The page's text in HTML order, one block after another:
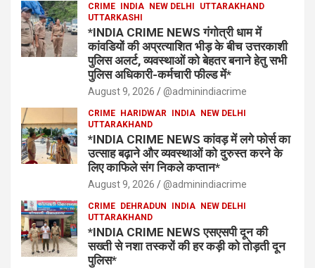
CRIME INDIA NEW DELHI
UTTARAKHAND
UTTARKASHI
*INDIA CRIME NEWS गंगोत्री धाम में
कांवडियों की अप्रत्याशित भीड़ के बीच उत्तरकाशी
पुलिस अलर्ट, व्यवस्थाओं को बेहतर बनाने हेतु सभी
पुलिस अधिकारी-कर्मचारी फील्ड में*
August 9, 2026 @adminindiacrime
CRIME HARIDWAR INDIA NEW DELHI
UTTARAKHAND
*INDIA CRIME NEWS कांवड़ में लगे फोर्स का
उत्साह बढ़ाने और व्यवस्थाओं को दुरुस्त करने के
लिए काफिले संग निकले कप्तान*
August 9, 2026 @adminindiacrime
CRIME DEHRADUN INDIA NEW DELHI
UTTARAKHAND
*INDIA CRIME NEWS एसएसपी दून की
सख्ती से नशा तस्करों की हर कड़ी को तोड़ती दून
पुलिस*